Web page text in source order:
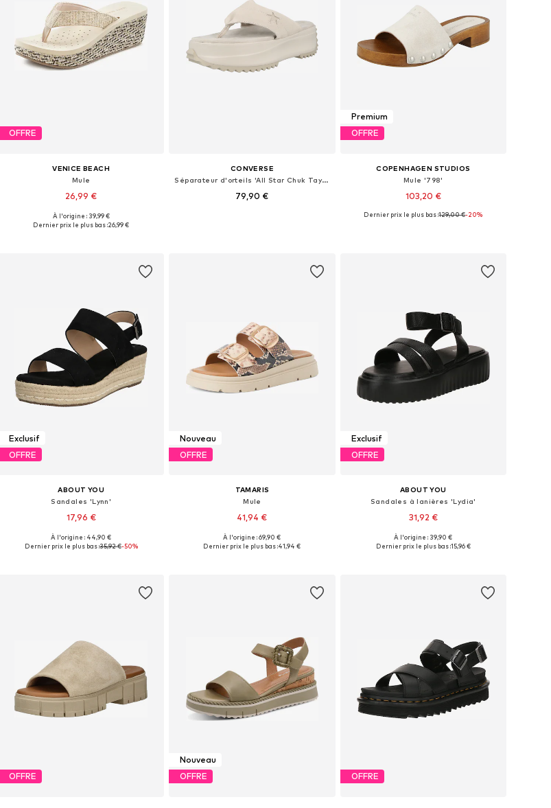
OFFRE
VENICE BEACH
Mule
26,99 €
Tailles disponibles: 38, 39, 40, 41, 42
À l'origine : 39,99 €
Dernier prix le plus bas :26,99 €
CONVERSE
Séparateur d'orteils 'All Star Chuk Taylor'
79,90 €
Premium
OFFRE
COPENHAGEN STUDIOS
Mule '798'
103,20 €
Tailles disponibles: 36, 37, 38, 39, 40, 41
Dernier prix le plus bas :129,00 €-20%
Exclusif
OFFRE
ABOUT YOU
Sandales 'Lynn'
17,96 €
Tailles disponibles: 37, 38, 40, 41
À l'origine : 44,90 €
Dernier prix le plus bas :35,92 €-50%
Nouveau
OFFRE
TAMARIS
Mule
41,94 €
+1
Tailles disponibles: 36, 37, 38, 39, 40, 41
À l'origine : 69,90 €
Dernier prix le plus bas :41,94 €
Exclusif
OFFRE
ABOUT YOU
Sandales à lanières 'Lydia'
31,92 €
Tailles disponibles: 40
À l'origine : 39,90 €
Dernier prix le plus bas :15,96 €
OFFRE
Nouveau
OFFRE
OFFRE